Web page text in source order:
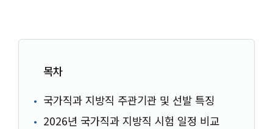
목차
국가직과 지방직 주관기관 및 선발 특징
2026년 국가직과 지방직 시험 일정 비교